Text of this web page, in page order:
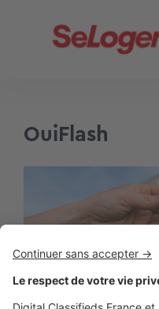
OuiFlash